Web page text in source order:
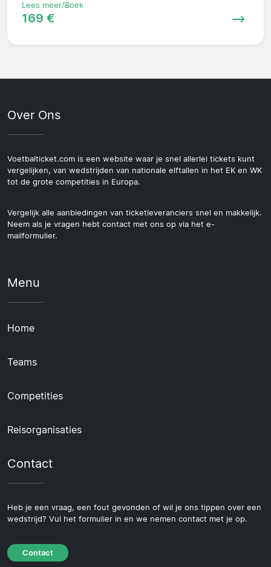
Lees meer/Boek
169 €
Over Ons
Voetbalticket.com is een website waar je snel allerlei tickets kunt
vergelijken, van wedstrijden van nationale elftallen in het EK en WK
tot de grote competities in Europa.
Vergelijk alle aanbiedingen van ticketleveranciers snel en makkelijk.
Neem als je vragen hebt contact met ons op via het e-
mailformulier.
Menu
Home
Teams
Competities
Reisorganisaties
Contact
Heb je een vraag, een fout gevonden of wil je ons tippen over een
wedstrijd? Vul het formulier in en we nemen contact met je op.
Contact